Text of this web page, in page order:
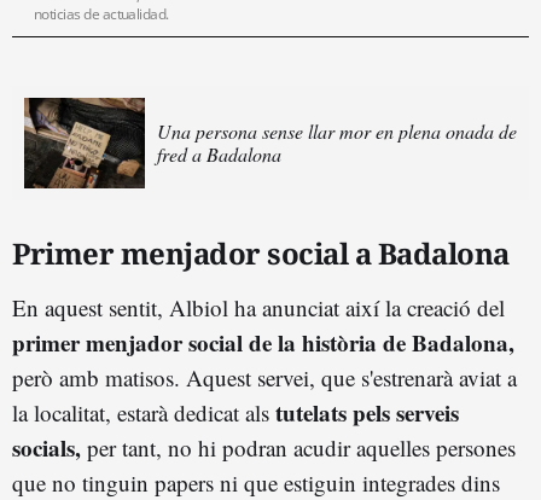
noticias de actualidad.
Una persona sense llar mor en plena onada de
fred a Badalona
Primer menjador social a Badalona
En aquest sentit, Albiol ha anunciat així la creació del
primer menjador social de la història de Badalona,
però amb matisos. Aquest servei, que s'estrenarà aviat a
la localitat, estarà dedicat als tutelats pels serveis
socials, per tant, no hi podran acudir aquelles persones
que no tinguin papers ni que estiguin integrades dins